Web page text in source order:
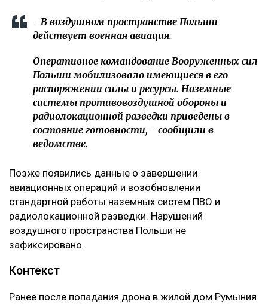
- В воздушном пространстве Польши
действует военная авиация.
Оперативное командование Вооруженных сил
Польши мобилизовало имеющиеся в его
распоряжении силы и ресурсы. Наземные
системы противовоздушной обороны и
радиолокационной разведки приведены в
состояние готовности, - сообщили в
ведомстве.
Позже появились данные о завершении
авиационных операций и возобновлении
стандартной работы наземных систем ПВО и
радиолокационной разведки. Нарушений
воздушного пространства Польши не
зафиксировано.
Контекст
Ранее после попадания дрона в жилой дом Румыния